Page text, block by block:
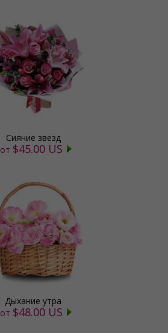
Сияние звезд
от $45.00 US
Дыхание утра
от $48.00 US